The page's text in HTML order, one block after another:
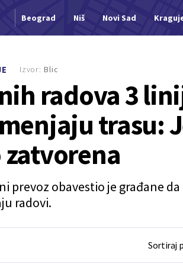
Beograd Niš Novi Sad
radova 3
trasu:
prevoz obavestio je građane
radovi.
Izvor: Blic
Sortiraj